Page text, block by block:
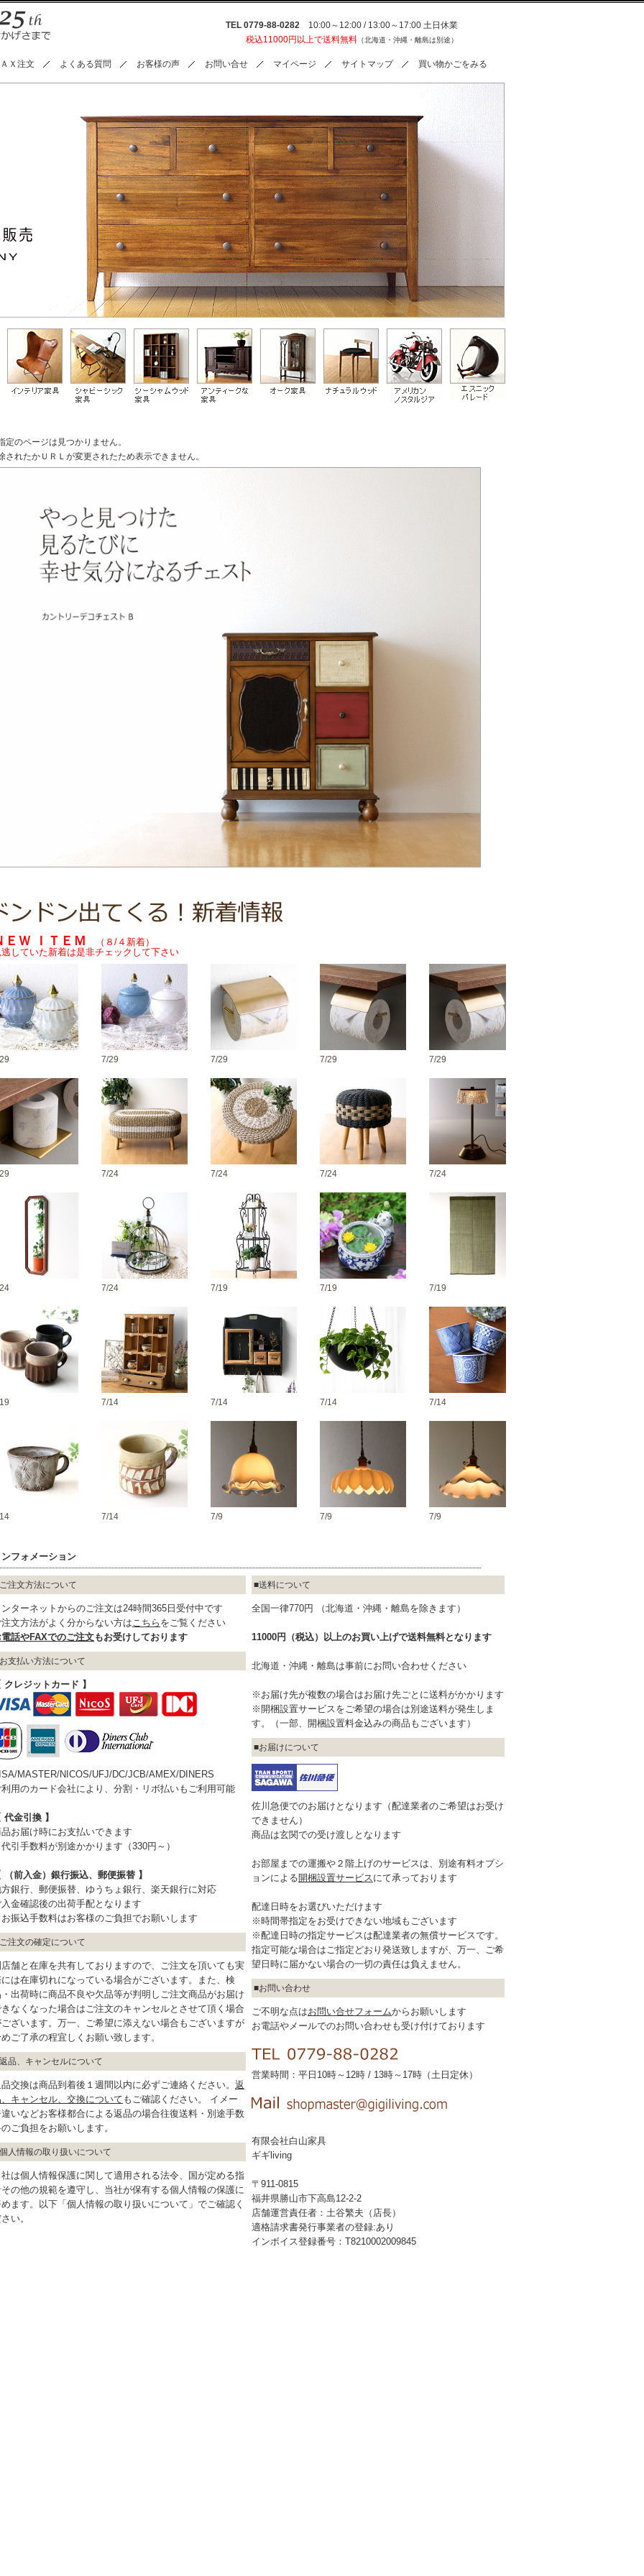
TEL 0779-88-0282 10:00～12:00 / 13:00～17:00 土日休業
税込11000円以上で送料無料 （北海道・沖縄・離島は別途）
Ｘ注文 よくある質問 お客様の声 お問い合せ マイページ サイトマップ 買い物かごをみる
定のページは見つかりません。
されたかＵＲＬが変更されたため表示できません。
ＥＷ ＩＴＥＭ
（８/４新着）
していた新着は是非チェックして下さい
7/29 7/29 7/29 7/29
7/24 7/24 7/24 7/24
7/24 7/19 7/19 7/19
7/14 7/14 7/14 7/14
7/14 7/9 7/9 7/9
フォメーション
ご注文方法について
ターネットからのご注文は24時間365日受付中です
文方法がよく分からない方はこちら をご覧ください
話やFAXでのご注文もお受けしております
お支払い方法について
クレジットカード 】
MASTER/NICOS/UFJ/DC/JCB/AMEX/DINERS
用のカード会社により、分割・リボ払いもご利用可能
代金引換 】
お届け時にお支払いできます
引手数料が別途かかります（330円～）
（前入金）銀行振込、郵便振替 】
銀行、郵便振替、ゆうちょ銀行、楽天銀行に対応
金確認後の出荷手配となります
振込手数料はお客様のご負担でお願いします
ご注文の確定について
舗と在庫を共有しておりますので、ご注文を頂いても実
は在庫切れになっている場合がございます。また、検
出荷時に商品不良や欠品等が判明しご注文商品がお届け
なくなった場合はご注文のキャンセルとさせて頂く場合
ざいます。万一、ご希望に添えない場合もございますが
ご了承の程宜しくお願い致します。
返品、キャンセルについて
交換は商品到着後１週間以内に必ずご連絡ください。 返
キャンセル、交換について もご確認ください。 イメー
いなどお客様都合による返品の場合往復送料・別途手数
ご負担をお願いします。
個人情報の取り扱いについて
は個人情報保護に関して適用される法令、国が定める指
の他の規範を遵守し、当社が保有する個人情報の保護に
ます。以下「個人情報の取り扱いについて」でご確認く
い。
送料について
全国一律770円 （北海道・沖縄・離島を除きます）
11000円（税込）以上のお買い上げで送料無料となります
北海道・沖縄・離島は事前にお問い合わせください
※お届け先が複数の場合はお届け先ごとに送料がかかります
※開梱設置サービスをご希望の場合は別途送料が発生しま
す。（一部、開梱設置料金込みの商品もございます）
お届けについて
佐川急便でのお届けとなります（配達業者のご希望はお受け
できません）
商品は玄関での受け渡しとなります
お部屋までの運搬や２階上げのサービスは、別途有料オプシ
ョンによる開梱設置サービスにて承っております
配達日時をお選びいただけます
※時間帯指定をお受けできない地域もございます
※配達日時の指定サービスは配達業者の無償サービスです。
指定可能な場合はご指定どおり発送致しますが、万一、ご希
望日時に届かない場合の一切の責任は負えません。
お問い合わせ
ご不明な点はお問い合せフォームからお願いします
お電話やメールでのお問い合わせも受け付けております
営業時間：平日10時～12時 / 13時～17時（土日定休）
有限会社白山家具
ギギliving
〒911-0815
福井県勝山市下高島12-2-2
店舗運営責任者：土谷繁夫（店長）
適格請求書発行事業者の登録:あり
インボイス登録番号：T8210002009845